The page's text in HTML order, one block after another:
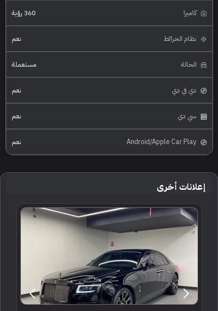
كاميرا 360 رؤية
نظام الخرائط نعم
الحالة مستعملة
دي في دي نعم
سي دي نعم
Android/Apple Car Play نعم
إعلانات أخرى